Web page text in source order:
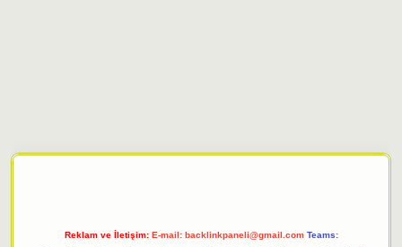
Reklam ve İletişim: E-mail: backlinkpaneli@gmail.com Teams: